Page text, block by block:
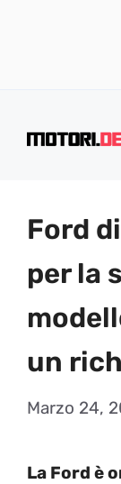
Ford
per la
un
Marzo 24,
La Ford è